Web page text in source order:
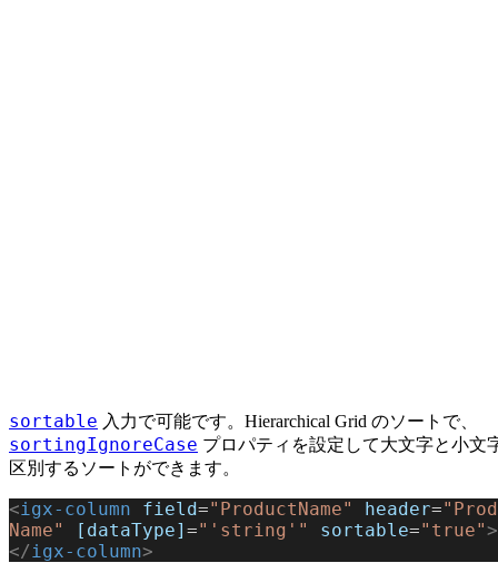
sortable 入力で可能です。Hierarchical Grid のソートで、
sortingIgnoreCase プロパティを設定して大文字と小文
区別するソートができます。
<igx-column field="ProductName" header=
Name"
[dataType] ="'string'" sortable="true">
</ igx-column>